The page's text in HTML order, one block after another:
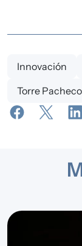
Innovación
Torre Pacheco